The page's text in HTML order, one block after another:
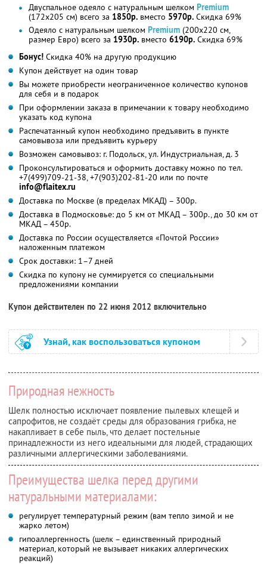
Двуспальное одеяло с натуральным шелком Premium
(172х205 см) всего за 1850р. вместо 5970р. Скидка 69%
Одеяло с натуральным шелком Premium (200х220 см,
размер Евро) всего за 1930р. вместо 6190р. Скидка 69%
Бонус! Скидка 40% на другую продукцию
Купон действует на один товар
Вы можете приобрести неограниченное количество купонов
для себя и в подарок
При оформлении заказа в примечании к товару необходимо
указать код купона
Распечатанный купон необходимо предъявить в пункте
самовывоза или предъявить курьеру
Возможен самовывоз: г. Подольск, ул. Индустриальная, д. 3
Проконсультироваться и оформить доставку можно по тел.
+7(499)709-21-38, +7(903)202-81-20 или по почте
info@flaitex.ru
Доставка по Москве (в пределах МКАД) – 300р.
Доставка в Подмосковье: до 5 км от МКАД – 300р., до 30 км от
МКАД – 450р.
Доставка по России осуществляется «Почтой России»
наложенным платежом
Срок доставки: 1–7 дней
Скидка по купону не суммируется со специальными
предложениями компании
Купон действителен по 22 июня 2012 включительно
Узнай, как воспользоваться купоном
Природная нежность
Шелк полностью исключает появление пылевых клещей и
сапрофитов, не создаёт среды для образования грибка, не
накапливает в себе пыль, что делает постельные
принадлежности из него идеальными для людей, страдающих
различными аллергическими заболеваниями.
Преимущества шелка перед другими
натуральными материалами:
регулирует температурный режим (вам тепло зимой и не
жарко летом)
гипоаллергенность (шелк – единственный природный
материал, который не вызывает никаких аллергических
реакций)